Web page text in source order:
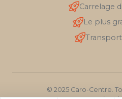
Carrelage
Le plus
© 2025 Caro-Centre.